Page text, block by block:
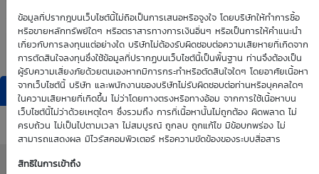
ข้อมูลที่ปรากฎบนเว็บไซต์นี้ไม่ถือเป็นการเสนอหรือจูงใจ โดยบริษัทให้ทำการซื้อ
หรือขายหลักทรัพย์ใดๆ หรือตราสารทางการเงินอื่นๆ หรือเป็นการให้คำแนะนำ
เกี่ยวกับการลงทุนแต่อย่างใด บริษัทไม่ต้องรับผิดชอบต่อความเสียหายที่เกิดจาก
การตัดสินใจลงทุนซึ่งใช้ข้อมูลที่ปรากฏบนเว็บไซต์นี้เป็นพื้นฐาน ท่านจึงต้องเป็น
ผู้รับความเสี่ยงภัยด้วยตนเองหากมีการกระทำหรือตัดสินใจใดๆ โดยอาศัยเนื้อหา
จากเว็บไซต์นี้ บริษัท และพนักงานของบริษัทไม่รับผิดชอบต่อท่านหรือบุคคลใดๆ
ในความเสียหายที่เกิดขึ้น ไม่ว่าโดยทางตรงหรือทางอ้อม จากการใช้เนื้อหาบน
เว็บไซต์นี้ไม่ว่าด้วยเหตุใดๆ ซึ่งรวมถึง การที่เนื้อหานั้นไม่ถูกต้อง ผิดพลาด ไม่
ครบถ้วน ไม่เป็นไปตามเวลา ไม่สมบูรณ์ ถูกลบ ถูกแก้ไข มีข้อบกพร่อง ไม่
สามารถแสดงผล มีไวรัสคอมพิวเตอร์ หรือความขัดข้องของระบบสื่อสาร
สิทธิในการเข้าถึง
Time Decay
0.00 %
TTM (days)
DW Indicators
Effective Gearing
: 0.00
Sensitivity